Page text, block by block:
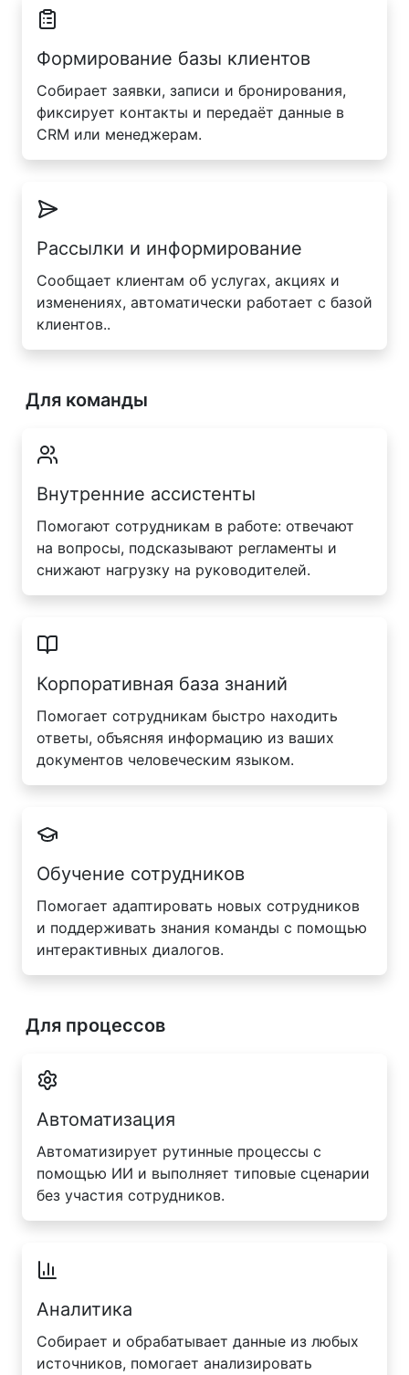
Формирование базы клиентов
Собирает заявки, записи и бронирования,
фиксирует контакты и передаёт данные в
CRM или менеджерам.
Рассылки и информирование
Сообщает клиентам об услугах, акциях и
изменениях, автоматически работает с базой
клиентов..
Для команды
Внутренние ассистенты
Помогают сотрудникам в работе: отвечают
на вопросы, подсказывают регламенты и
снижают нагрузку на руководителей.
Корпоративная база знаний
Помогает сотрудникам быстро находить
ответы, объясняя информацию из ваших
документов человеческим языком.
Обучение сотрудников
Помогает адаптировать новых сотрудников
и поддерживать знания команды с помощью
интерактивных диалогов.
Для процессов
Автоматизация
Автоматизирует рутинные процессы с
помощью ИИ и выполняет типовые сценарии
без участия сотрудников.
Аналитика
Собирает и обрабатывает данные из любых
источников, помогает анализировать